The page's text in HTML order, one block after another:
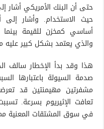
حتى أن البنك الأمريكي أشار
حيث الاستخدام. وأشار
أساسي كمخزن للقيمة بينما
والذي يعتمد بشكل كبير عليه
هذا وقد بدأ الإخطار سالف
صدمة السيولة باعتبارها
مشفرتين مهيمنتين قد
تعافت الإثيريوم بسرعة.
في سوق المشتقات المعنية